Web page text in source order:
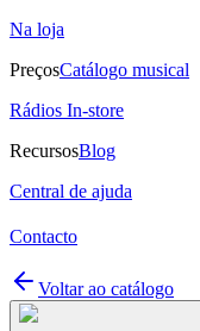
Na loja
PreçosCatálogo musical
Rádios In-store
RecursosBlog
Central de ajuda
Contacto
Voltar ao catálogo